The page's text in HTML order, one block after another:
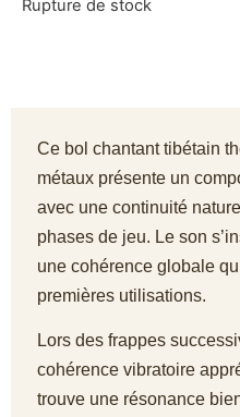
Rupture de stock
Ce bol chantant tibétain
métaux présente un
avec une continuité
phases de jeu. Le son
une cohérence globale
premières utilisations.
Lors des frappes
cohérence vibratoire
trouve une résonance